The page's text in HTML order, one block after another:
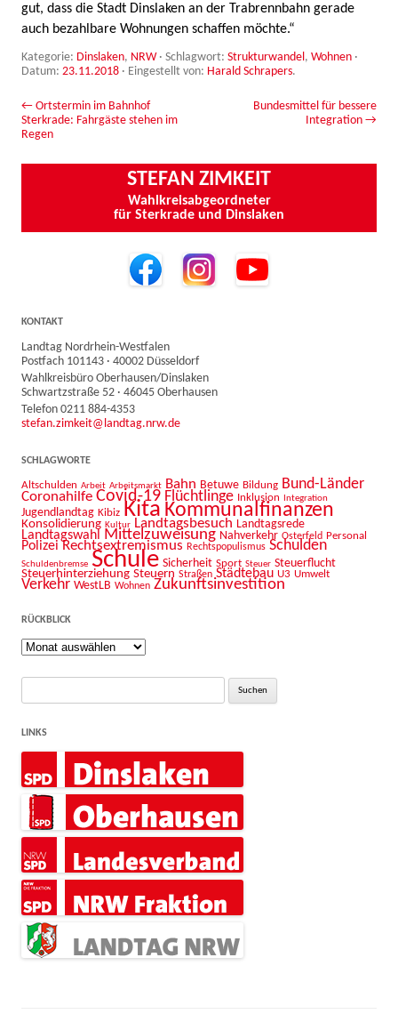
gut, dass die Stadt Dinslaken an der Trabrennbahn gerade
auch bezahlbare Wohnungen schaffen möchte.“
Kategorie: Dinslaken, NRW· Schlagwort: Strukturwandel , Wohnen ·
Datum: 23.11.2018 · Eingestellt von: Harald Schrapers.
Beitrags-Navigation
← Ortstermin im Bahnhof
Sterkrade: Fahrgäste stehen im
Regen
Bundesmittel für bessere
Integration →
STEFAN ZIMKEIT
Wahlkreisabgeordneter
für Sterkrade und Dinslaken
KONTAKT
Landtag Nordrhein-Westfalen
Postfach 101143 · 40002 Düsseldorf
Wahlkreisbüro Oberhausen/Dinslaken
Schwartzstraße 52 · 46045 Oberhausen
Telefon 0211 884-4353
stefan.zimkeit@landtag.nrw.de
SCHLAGWORTE
Altschulden Arbeit Arbeitsmarkt Bahn Betuwe Bildung Bund-Länder
Coronahilfe Covid-19 Flüchtlinge Inklusion Integration
Jugendlandtag Kibiz Kita Kommunalfinanzen
Konsolidierung Kultur Landtagsbesuch Landtagsrede
Landtagswahl Mittelzuweisung Nahverkehr Osterfeld Personal
Polizei Rechtsextremismus Rechtspopulismus Schulden
Schuldenbremse Schule Sicherheit Sport Steuer Steuerflucht
Steuerhinterziehung Steuern Straßen Städtebau U3 Umwelt
Verkehr WestLB Wohnen Zukunftsinvestition
RÜCKBLICK
Rückblick
LINKS